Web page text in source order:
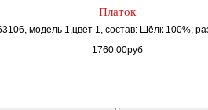
Платок
модель 1,цвет 1, состав: Шёлк 100%;
1760.00руб